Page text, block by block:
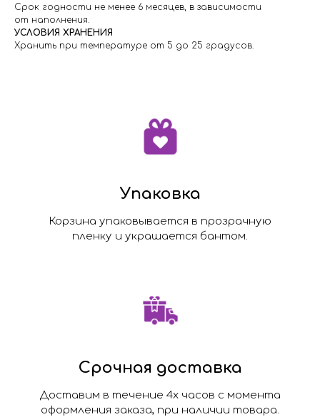
Срок годности не менее 6 месяцев, в зависимости
от наполнения.
УСЛОВИЯ ХРАНЕНИЯ
Хранить при температуре от 5 до 25 градусов.
Упаковка
Корзина упаковывается в прозрачную
пленку и украшается бантом.
Срочная доставка
Доставим в течение 4х часов с момента
оформления заказа, при наличии товара.